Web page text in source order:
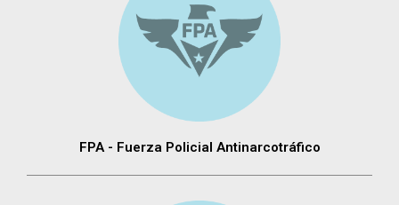
FPA - Fuerza Policial Antinarcotráfico